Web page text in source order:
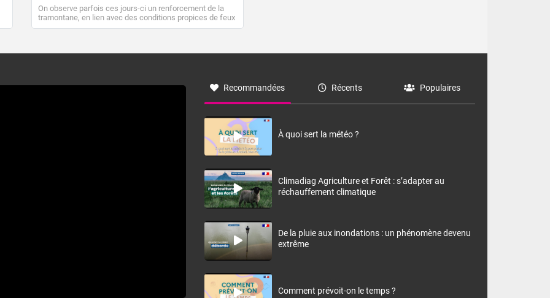
On observe parfois ces jours-ci un renforcement de la
tramontane, en lien avec des conditions propices de feux
de forêt. Mais qu'est-ce que la tramontane ? Quelles sont
à nord-ouest, dans un secteur qui part du Roussillon à la
monts, en allusion aux régions montagneuses d’où
Recommandées Récents Populaires
À quoi sert la météo ?
Climadiag Agriculture et Forêt : s’adapter au
réchauffement climatique
De la pluie aux inondations : un phénomène devenu
extrême
Comment prévoit-on le temps ?